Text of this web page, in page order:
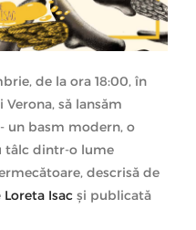
de la ora 18:00, în
să lansăm
- un basm modern, o
tâlc dintr-o lume
descrisă de
Loreta Isac și publicată